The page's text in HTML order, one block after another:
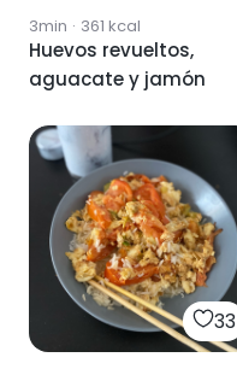
3min · 361 kcal
Huevos revueltos,
aguacate y jamón
33